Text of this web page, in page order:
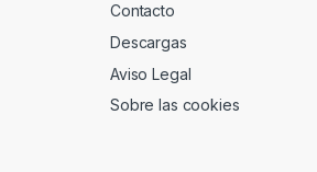
Contacto
Descargas
Aviso Legal
Sobre las cookies